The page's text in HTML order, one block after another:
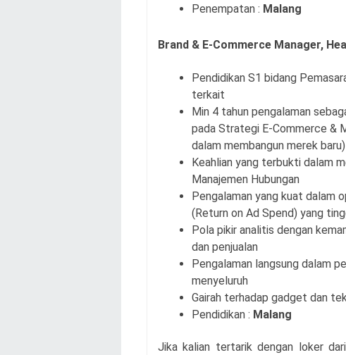
Penempatan : Malang
Brand & E-Commerce Manager,
Pendidikan S1 bidang
terkait
Min 4 tahun pengalaman
pada Strategi E-Commerce &
dalam membangun merek baru)
Keahlian yang terbukti dalam
Manajemen Hubungan
Pengalaman yang kuat dalam
(Return on Ad Spend) yang
Pola pikir analitis dengan
dan penjualan
Pengalaman langsung dalam
menyeluruh
Gairah terhadap gadget dan
Pendidikan : Malang
Jika kalian tertarik dengan loker dari